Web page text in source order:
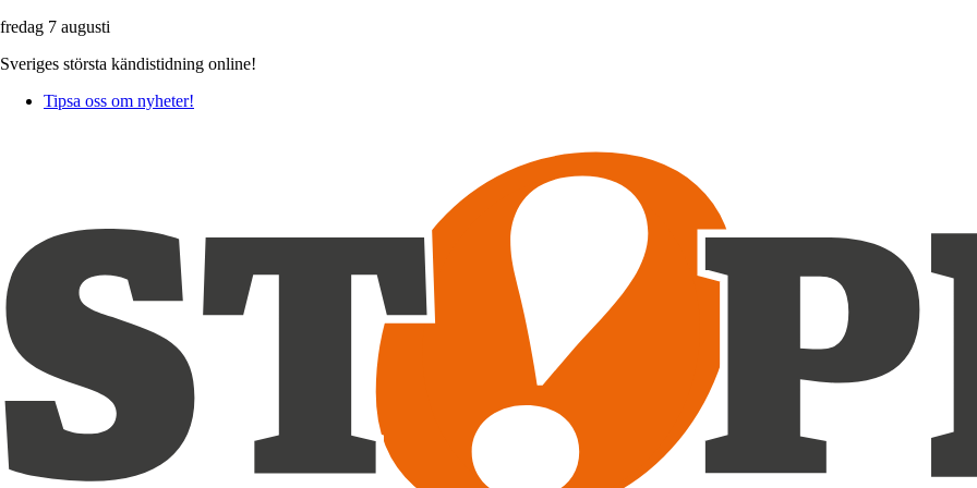
fredag 7 augusti
Sveriges största kändistidning online!
Tipsa oss om nyheter!